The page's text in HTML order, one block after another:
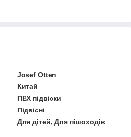
Josef Otten
Китай
ПВХ підвіски
Підвісні
Для дітей, Для пішоходів